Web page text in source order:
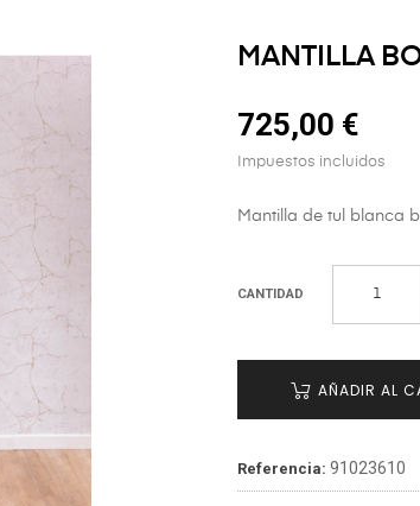
MANTILLA
725,00 €
Impuestos incluidos
Mantilla de tul blanca
CANTIDAD
AÑADIR AL
Referencia: 91023610